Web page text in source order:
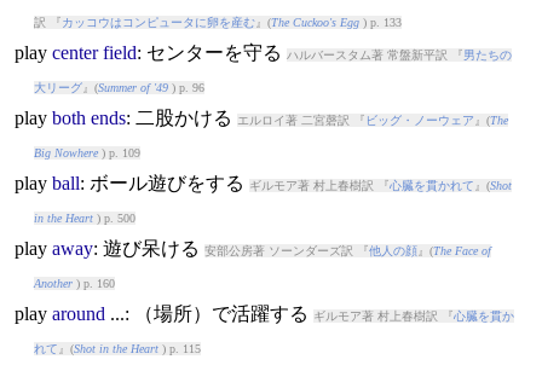
訳 『 カッコウはコンピュータに卵を産む』(The Cuckoo's Egg) p. 133
play center field: センターを守る ハルバースタム著 常盤新平訳 『 男たちの
大リーグ』(Summer of '49) p. 96
play both ends: 二股かける エルロイ著 二宮磬訳 『 ビッグ・ノーウェア 』(The
Big Nowhere) p. 109
play ball: ボール遊びをする ギルモア著 村上春樹訳 『心臓を貫かれて 』(Shot
in the Heart) p. 500
play away: 遊び呆ける 安部公房著 ソーンダーズ訳 『他人の顔 』(The Face of
Another) p. 160
play around...: （場所）で活躍する ギルモア著 村上春樹訳 『心臓を貫か
れて 』(Shot in the Heart) p. 115